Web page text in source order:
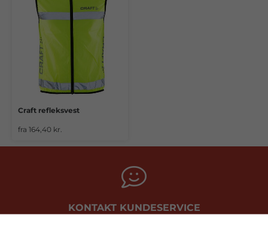
Craft refleksvest
fra 164,40 kr.
KONTAKT KUNDESERVICE